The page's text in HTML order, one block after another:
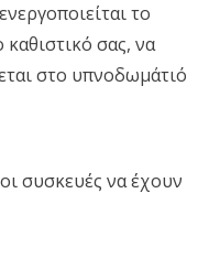
το
καθιστικό σας, να
στο υπνοδωμάτιό
συσκευές να έχουν